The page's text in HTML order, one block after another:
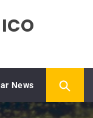
News